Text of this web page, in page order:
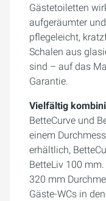
Gästetoiletten
aufgeräumter
pflegeleicht,
Schalen aus
sind – auf das
Garantie.
Vielfältig
BetteCurve und
einem
erhältlich,
BetteLiv 100
320 mm
Gäste-WCs in